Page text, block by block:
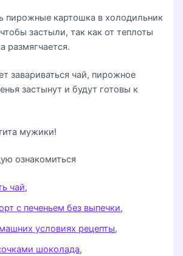
пирожные картошка в холодильник
застыли, так как от теплоты
размягчается.
завариваться чай, пирожное
застынут и будут готовы к
мужики!
ознакомиться
чай,
с печеньем без выпечки,
условиях рецепты,
шоколада,